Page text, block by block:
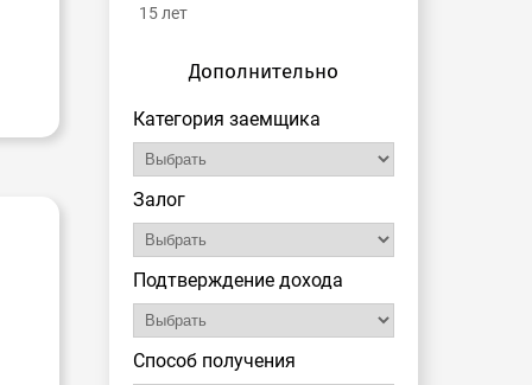
15 лет
Дополнительно
Категория заемщика
Залог
Подтверждение дохода
Способ получения